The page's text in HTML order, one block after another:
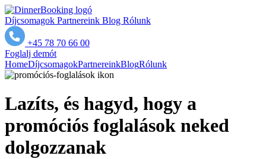
Díjcsomagok Partnereink Blog Rólunk
+45 78 70 66 00
Foglalj demót
HomeDíjcsomagokPartnereinkBlogRólunk
Lazíts, és hagyd, hogy a
promóciós foglalások neked
dolgozzanak